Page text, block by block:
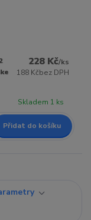
228 Kč/ks
188 Kčbez DPH
Skladem 1 ks
Přidat do košíku